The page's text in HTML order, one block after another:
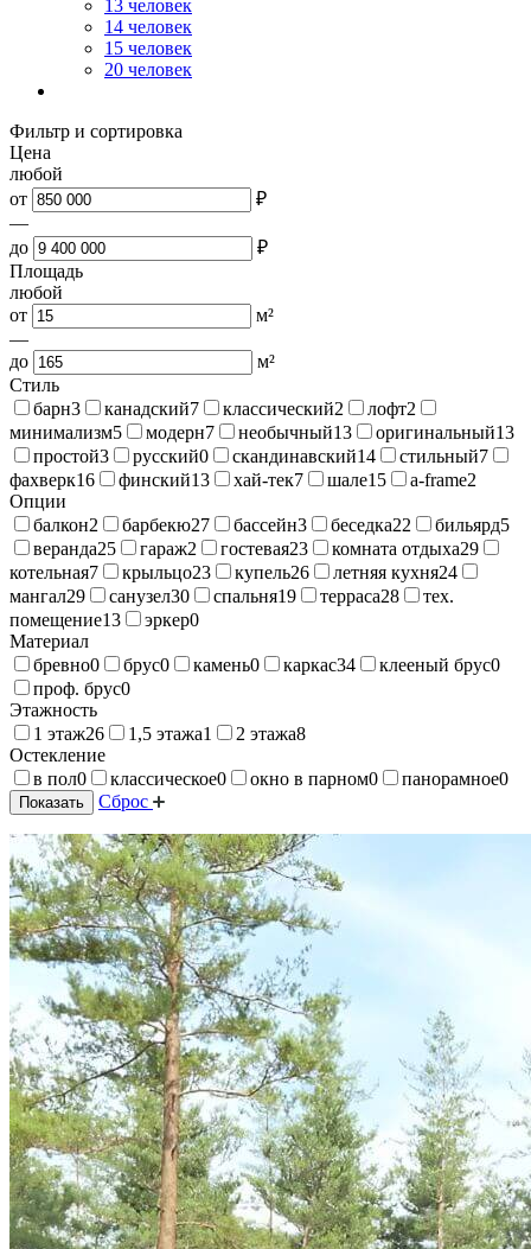
13 человек
14 человек
15 человек
20 человек
Фильтр и сортировка
Цена
любой
от
₽
—
до
₽
Площадь
любой
от
м²
—
до
м²
Стиль
барн3 канадский7 классический2 лофт2
минимализм5 модерн7 необычный13 оригинальный13
простой3 русский0 скандинавский14 стильный7
фахверк16 финский13 хай-тек7 шале15 a-frame2
Опции
балкон2 барбекю27 бассейн3 беседка22 бильярд5
веранда25 гараж2 гостевая23 комната отдыха29
котельная7 крыльцо23 купель26 летняя кухня24
мангал29 санузел30 спальня19 терраса28
тех.
помещение13 эркер0
Материал
бревно0 брус0 камень0 каркас34 клееный брус0
проф. брус0
Этажность
1 этаж26 1,5 этажа1 2 этажа8
Остекление
в пол0 классическое0 окно в парном0 панорамное0
Показать Сброс